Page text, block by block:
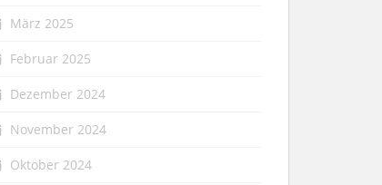
März 2025
Februar 2025
Dezember 2024
November 2024
Oktober 2024